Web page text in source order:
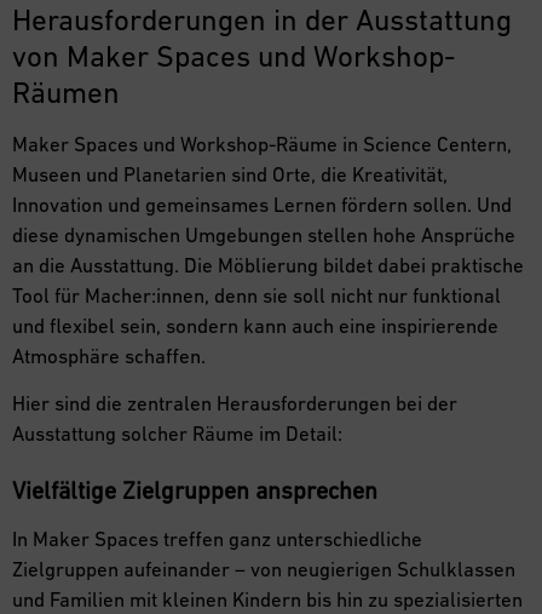
Herausforderungen in der Ausstattung
von Maker Spaces und Workshop-
Räumen
Maker Spaces und Workshop-Räume in Science Centern,
Museen und Planetarien sind Orte, die Kreativität,
Innovation und gemeinsames Lernen fördern sollen. Und
diese dynamischen Umgebungen stellen hohe Ansprüche
an die Ausstattung. Die Möblierung bildet dabei praktische
Tool für Macher:innen, denn sie soll nicht nur funktional
und flexibel sein, sondern kann auch eine inspirierende
Atmosphäre schaffen.
Hier sind die zentralen Herausforderungen bei der
Ausstattung solcher Räume im Detail:
Vielfältige Zielgruppen ansprechen
In Maker Spaces treffen ganz unterschiedliche
Zielgruppen aufeinander – von neugierigen Schulklassen
und Familien mit kleinen Kindern bis hin zu spezialisierten